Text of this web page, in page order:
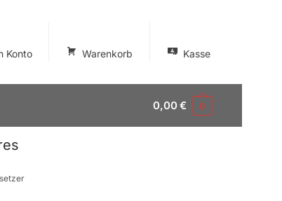
Konto Warenkorb Kasse
0,00€ 0